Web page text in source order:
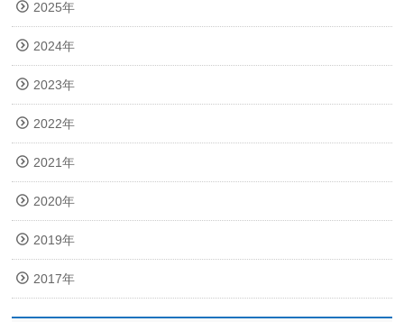
2025年
2024年
2023年
2022年
2021年
2020年
2019年
2017年